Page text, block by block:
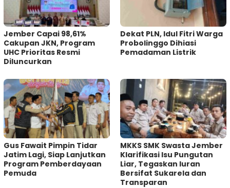
Jember Capai 98,61%
Cakupan JKN, Program
UHC Prioritas Resmi
Diluncurkan
Dekat PLN, Idul Fitri Warga
Probolinggo Dihiasi
Pemadaman Listrik
Gus Fawait Pimpin Tidar
Jatim Lagi, Siap Lanjutkan
Program Pemberdayaan
Pemuda
MKKS SMK Swasta Jember
Klarifikasi Isu Pungutan
Liar, Tegaskan Iuran
Bersifat Sukarela dan
Transparan